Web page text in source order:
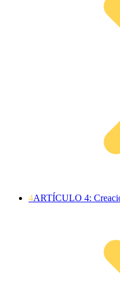
4ARTÍCULO 4: